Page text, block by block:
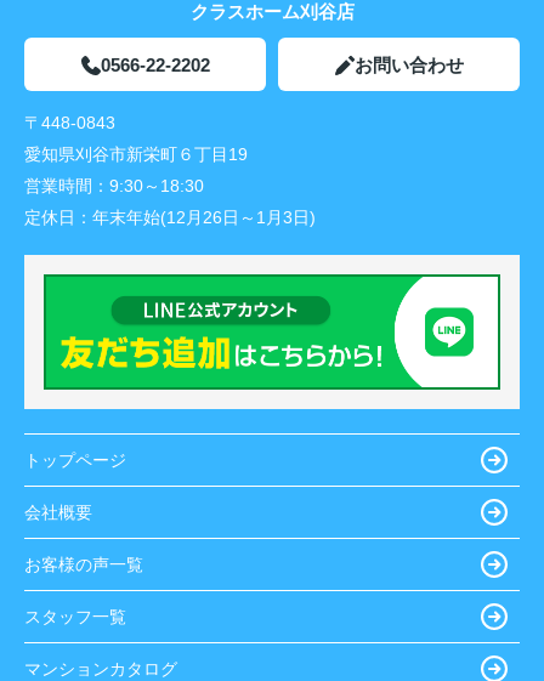
クラスホーム刈谷店
0566-22-2202 お問い合わせ
〒448-0843
愛知県刈谷市新栄町６丁目19
営業時間： 9:30～18:30
定休日： 年末年始(12月26日～1月3日)
トップページ
会社概要
お客様の声一覧
スタッフ一覧
マンションカタログ